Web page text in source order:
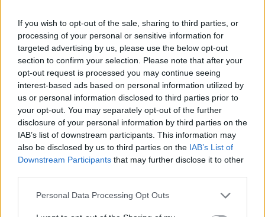
If you wish to opt-out of the sale, sharing to third parties, or
processing of your personal or sensitive information for
targeted advertising by us, please use the below opt-out
section to confirm your selection. Please note that after your
opt-out request is processed you may continue seeing
interest-based ads based on personal information utilized by
us or personal information disclosed to third parties prior to
your opt-out. You may separately opt-out of the further
disclosure of your personal information by third parties on the
IAB’s list of downstream participants. This information may
also be disclosed by us to third parties on the IAB’s List of
Downstream Participants that may further disclose it to other
Personal Data Processing Opt Outs
Prisijunkite prie registruotų vartotojų
bendruomenės ir bendraukite komentaruose!
Rodyti komentarus
Prisijungti komentatoriams